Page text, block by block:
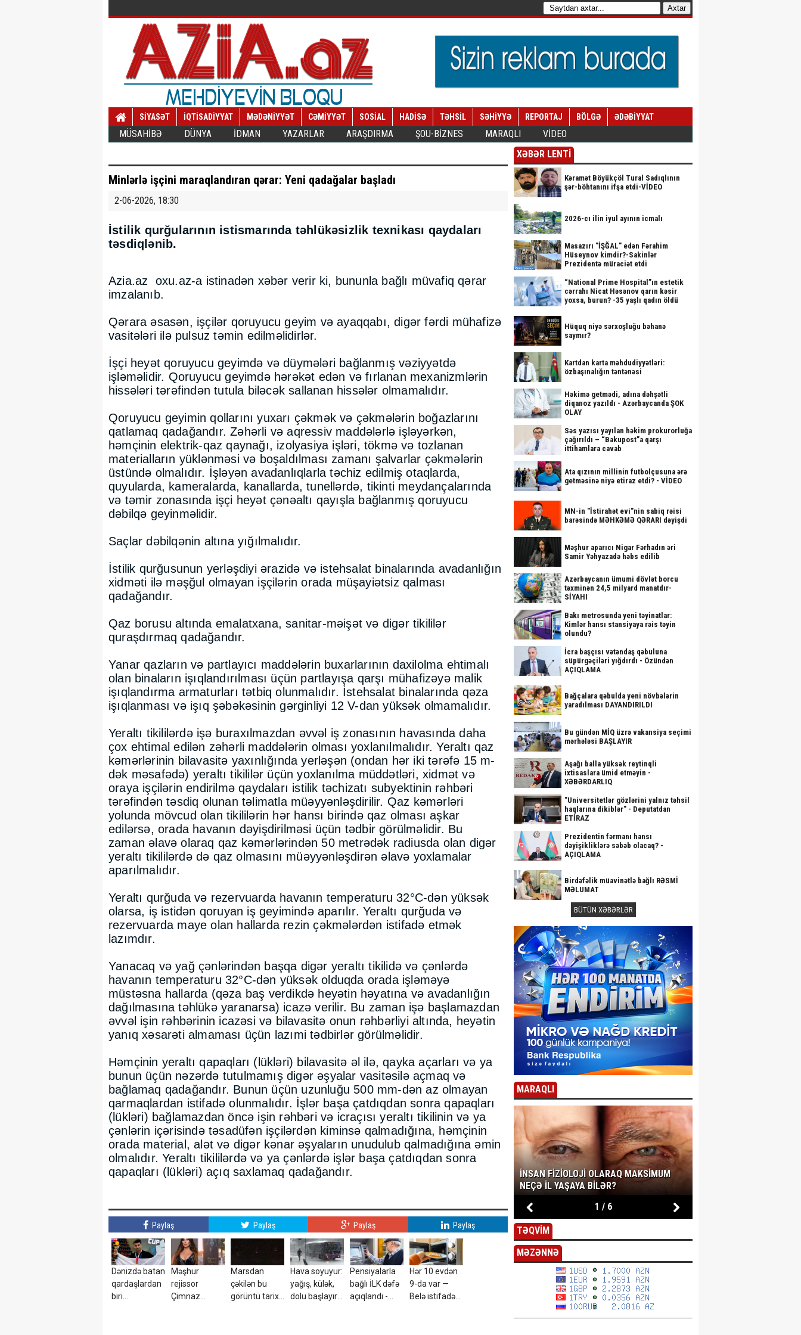
SİYASƏT İQTİSADİYYAT MƏDƏNİYYƏT CƏMİYYƏT SOSİAL HADİSƏ TƏHSİL SƏHİYYƏ REPORTAJ BÖLGƏ ƏDƏBİYYAT
MÜSAHİBƏ DÜNYA İDMAN YAZARLAR ARAŞDIRMA ŞOU-BİZNES MARAQLI VİDEO
Minlərlə işçini maraqlandıran qərar: Yeni qadağalar başladı
2-06-2026, 18:30
İstilik qurğularının istismarında təhlükəsizlik texnikası qaydaları
təsdiqlənib.
Azia.az
oxu.az-a istinadən xəbər verir ki, bununla bağlı müvafiq qərar
imzalanıb.
Qərara əsasən, işçilər qoruyucu geyim və ayaqqabı, digər fərdi mühafizə
vasitələri ilə pulsuz təmin edilməlidirlər.
İşçi heyət qoruyucu geyimdə və düymələri bağlanmış vəziyyətdə
işləməlidir. Qoruyucu geyimdə hərəkət edən və fırlanan mexanizmlərin
hissələri tərəfindən tutula biləcək sallanan hissələr olmamalıdır.
Qoruyucu geyimin qollarını yuxarı çəkmək və çəkmələrin boğazlarını
qatlamaq qadağandır. Zəhərli və aqressiv maddələrlə işləyərkən,
həmçinin elektrik-qaz qaynağı, izolyasiya işləri, tökmə və tozlanan
materialların yüklənməsi və boşaldılması zamanı şalvarlar çəkmələrin
üstündə olmalıdır. İşləyən avadanlıqlarla təchiz edilmiş otaqlarda,
quyularda, kameralarda, kanallarda, tunellərdə, tikinti meydançalarında
və təmir zonasında işçi heyət çənəaltı qayışla bağlanmış qoruyucu
dəbilqə geyinməlidir.
Saçlar dəbilqənin altına yığılmalıdır.
İstilik qurğusunun yerləşdiyi ərazidə və istehsalat binalarında avadanlığın
xidməti ilə məşğul olmayan işçilərin orada müşayiətsiz qalması
qadağandır.
Qaz borusu altında emalatxana, sanitar-məişət və digər tikililər
quraşdırmaq qadağandır.
Yanar qazların və partlayıcı maddələrin buxarlarının daxilolma ehtimalı
olan binaların işıqlandırılması üçün partlayışa qarşı mühafizəyə malik
işıqlandırma armaturları tətbiq olunmalıdır. İstehsalat binalarında qəza
işıqlanması və işıq şəbəkəsinin gərginliyi 12 V-dan yüksək olmamalıdır.
Yeraltı tikililərdə işə buraxılmazdan əvvəl iş zonasının havasında daha
çox ehtimal edilən zəhərli maddələrin olması yoxlanılmalıdır. Yeraltı qaz
kəmərlərinin bilavasitə yaxınlığında yerləşən (ondan hər iki tərəfə 15 m-
dək məsafədə) yeraltı tikililər üçün yoxlanılma müddətləri, xidmət və
oraya işçilərin endirilmə qaydaları istilik təchizatı subyektinin rəhbəri
tərəfindən təsdiq olunan təlimatla müəyyənləşdirilir. Qaz kəmərləri
yolunda mövcud olan tikililərin hər hansı birində qaz olması aşkar
edilərsə, orada havanın dəyişdirilməsi üçün tədbir görülməlidir. Bu
zaman əlavə olaraq qaz kəmərlərindən 50 metrədək radiusda olan digər
yeraltı tikililərdə də qaz olmasını müəyyənləşdirən əlavə yoxlamalar
aparılmalıdır.
Yeraltı qurğuda və rezervuarda havanın temperaturu 32°C-dən yüksək
olarsa, iş istidən qoruyan iş geyimində aparılır. Yeraltı qurğuda və
rezervuarda maye olan hallarda rezin çəkmələrdən istifadə etmək
lazımdır.
Yanacaq və yağ çənlərindən başqa digər yeraltı tikilidə və çənlərdə
havanın temperaturu 32°C-dən yüksək olduqda orada işləməyə
müstəsna hallarda (qəza baş verdikdə heyətin həyatına və avadanlığın
dağılmasına təhlükə yaranarsa) icazə verilir. Bu zaman işə başlamazdan
əvvəl işin rəhbərinin icazəsi və bilavasitə onun rəhbərliyi altında, heyətin
yanıq xəsarəti almaması üçün lazımi tədbirlər görülməlidir.
Həmçinin yeraltı qapaqları (lükləri) bilavasitə əl ilə, qayka açarları və ya
bunun üçün nəzərdə tutulmamış digər əşyalar vasitəsilə açmaq və
bağlamaq qadağandır. Bunun üçün uzunluğu 500 mm-dən az olmayan
qarmaqlardan istifadə olunmalıdır. İşlər başa çatdıqdan sonra qapaqları
(lükləri) bağlamazdan öncə işin rəhbəri və icraçısı yeraltı tikilinin və ya
çənlərin içərisində təsadüfən işçilərdən kiminsə qalmadığına, həmçinin
orada material, alət və digər kənar əşyaların unudulub qalmadığına əmin
olmalıdır. Yeraltı tikililərdə və ya çənlərdə işlər başa çatdıqdan sonra
qapaqları (lükləri) açıq saxlamaq qadağandır.
Paylaş Paylaş Paylaş Paylaş
Dənizdə batan
qardaşlardan
biri
Məşhur
rejissor
Çimnaz
Marsdan
çəkilən bu
görüntü tarixə
Hava soyuyur:
yağış, külək,
dolu başlayır
Pensiyalarla
bağlı İLK dəfə
açıqlandı -
Hər 10 evdən
9-da var —
Belə istifadə
XƏBƏR LENTİ
Kəramət Böyükçöl Tural Sadıqlının
şər-böhtanını ifşa etdi-VİDEO
2026-cı ilin iyul ayının icmalı
Masazırı "İŞĞAL" edən Fərahim
Hüseynov kimdir?-Sakinlər
Prezidentə müraciət etdi
“National Prime Hospital”ın estetik
cərrahı Nicat Həsənov qarın kəsir
yoxsa, burun? -35 yaşlı qadın öldü
Hüquq niyə sərxoşluğu bəhanə
saymır?
Kartdan karta məhdudiyyətləri:
özbaşınalığın təntənəsi
Həkimə getmədi, adına dəhşətli
diqanoz yazıldı - Azərbaycanda ŞOK
OLAY
Səs yazısı yayılan həkim prokurorluğa
çağırıldı – “Bakupost”a qarşı
ittihamlara cavab
Ata qızının millinin futbolçusuna ərə
getməsinə niyə etiraz etdi? - VİDEO
MN-in "İstirahət evi"nin sabiq rəisi
barəsində MƏHKƏMƏ QƏRARI dəyişdi
Məşhur aparıcı Nigar Fərhadın əri
Samir Yəhyazadə həbs edilib
Azərbaycanın ümumi dövlət borcu
təxminən 24,5 milyard manatdır-
SİYAHI
Bakı metrosunda yeni təyinatlar:
Kimlər hansı stansiyaya rəis təyin
olundu?
İcra başçısı vətəndaş qəbuluna
süpürgəçiləri yığdırdı - Özündən
AÇIQLAMA
Bağçalara qəbulda yeni növbələrin
yaradılması DAYANDIRILDI
Bu gündən MİQ üzrə vakansiya seçimi
mərhələsi BAŞLAYIR
Aşağı balla yüksək reytinqli
ixtisaslara ümid etməyin -
XƏBƏRDARLIQ
"Universitetlər gözlərini yalnız təhsil
haqlarına dikiblər" - Deputatdan
ETİRAZ
Prezidentin fərmanı hansı
dəyişikliklərə səbəb olacaq? -
AÇIQLAMA
Birdəfəlik müavinətlə bağlı RƏSMİ
MƏLUMAT
BÜTÜN XƏBƏRLƏR
MARAQLI
İNSAN FIZIOLOJI OLARAQ MAKSIMUM
NEÇƏ IL YAŞAYA BILƏR?
1 / 6
TƏQVİM
MƏZƏNNƏ